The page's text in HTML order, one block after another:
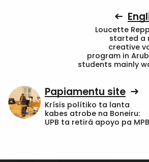
Loucette
started a
creative
program in
students mainly
Papiamentu site
Krísis polítiko ta lanta
kabes atrobe na Boneiru:
UPB ta retirá apoyo pa MPB